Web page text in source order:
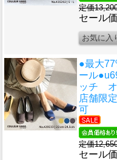
定価
セール
●最大
ール
ッチ オ
店舗限
可
定価
セール